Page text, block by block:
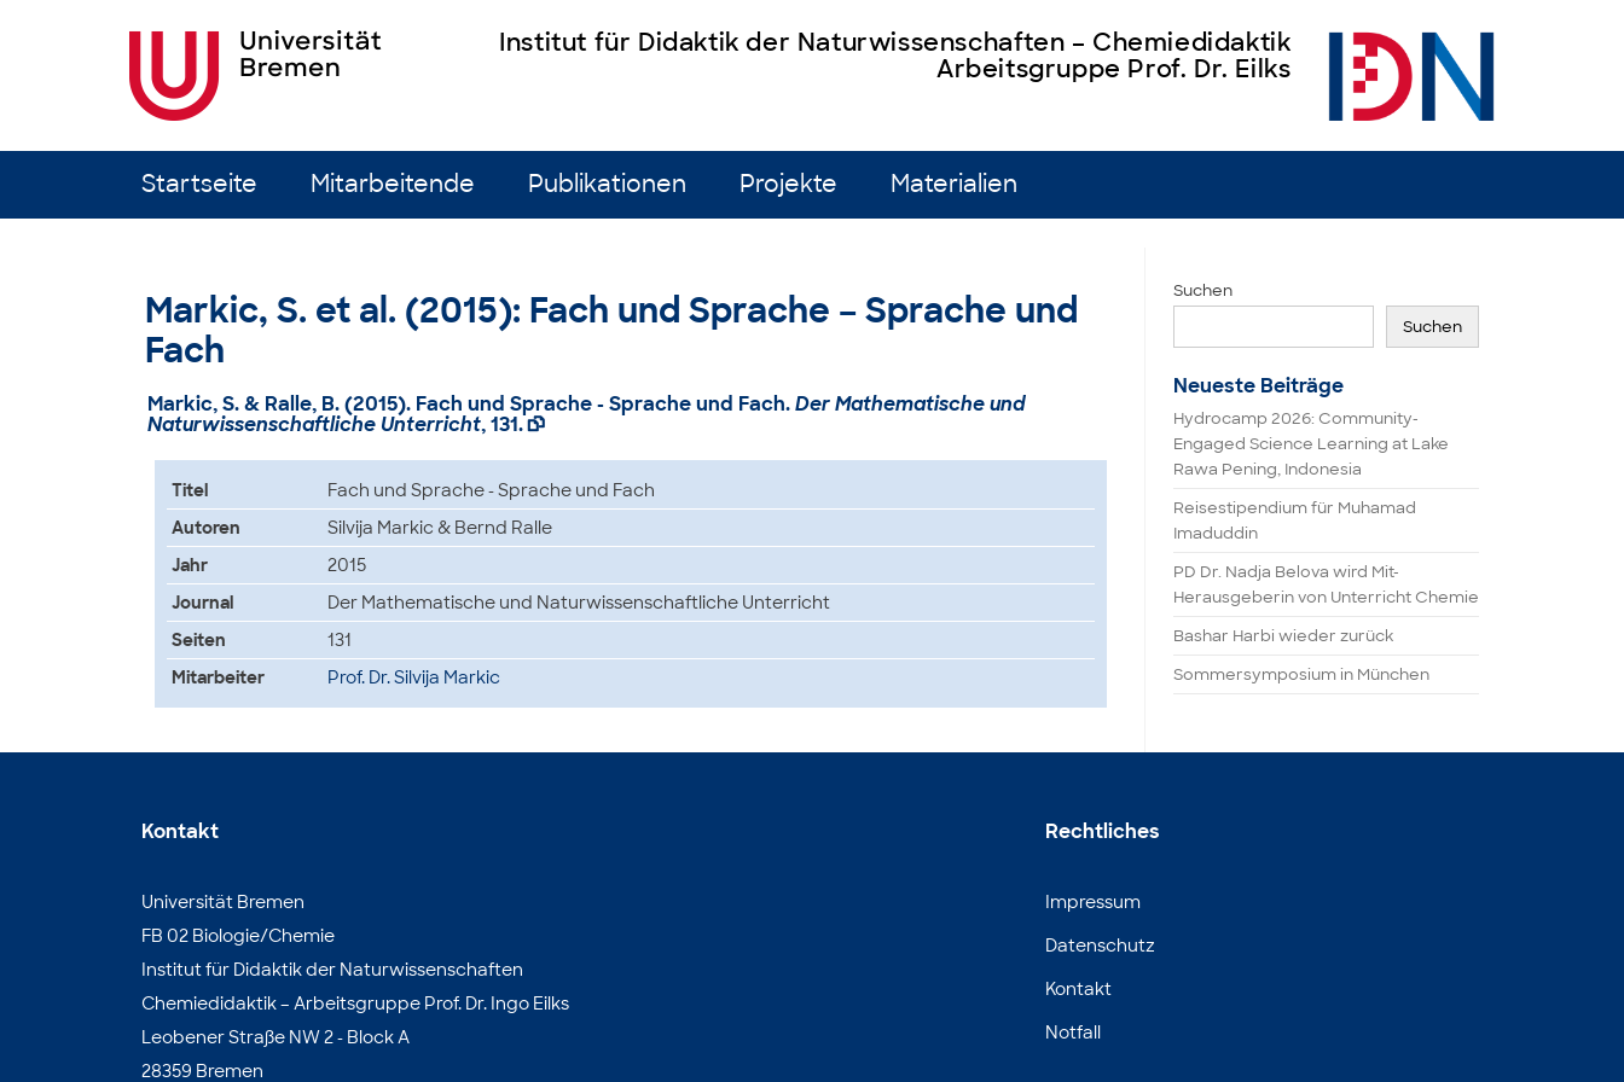
Institut für Didaktik der Naturwissenschaften – Chemiedidaktik
Arbeitsgruppe Prof. Dr. Eilks
Startseite Mitarbeitende Publikationen Projekte Materialien
Markic, S. et al. (2015): Fach und Sprache – Sprache und
Fach
Markic, S. & Ralle, B. (2015). Fach und Sprache - Sprache und Fach.Der Mathematische und
Naturwissenschaftliche Unterricht, 131. 
Titel
Fach und Sprache - Sprache und Fach
Autoren
Silvija Markic & Bernd Ralle
Jahr
2015
Journal
Der Mathematische und Naturwissenschaftliche Unterricht
Seiten
131
Mitarbeiter
Prof. Dr. Silvija Markic
Suchen
Suchen
Neueste Beiträge
Hydrocamp 2026: Community-
Engaged Science Learning at Lake
Rawa Pening, Indonesia
Reisestipendium für Muhamad
Imaduddin
PD Dr. Nadja Belova wird Mit-
Herausgeberin von Unterricht Chemie
Bashar Harbi wieder zurück
Sommersymposium in München
Kontakt
Universität Bremen
FB 02 Biologie/Chemie
Institut für Didaktik der Naturwissenschaften
Chemiedidaktik – Arbeitsgruppe Prof. Dr. Ingo Eilks
Leobener Straße NW 2 - Block A
28359 Bremen
Rechtliches
Impressum
Datenschutz
Kontakt
Notfall